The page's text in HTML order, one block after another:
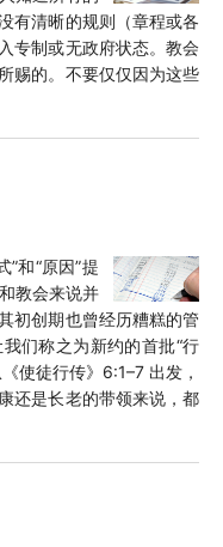
有清晰的规则（章程或各
专制或无政府状态。教会
赐的。不要仅仅因为这些
”和“原因”提
教会来说并
初创期也曾经历糟糕的管
们称之为新约的首批“行
使徒行传》6:1–7 出发，
还是长老的带领来说，都